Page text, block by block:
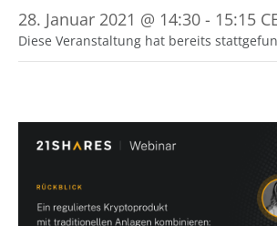
28. Januar 2021 @ 14:30 - 15:15
Diese Veranstaltung hat bereits